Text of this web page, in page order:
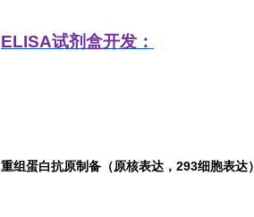
ELISA试剂盒开发：
重组蛋白抗原制备（原核表达，293细胞表达）